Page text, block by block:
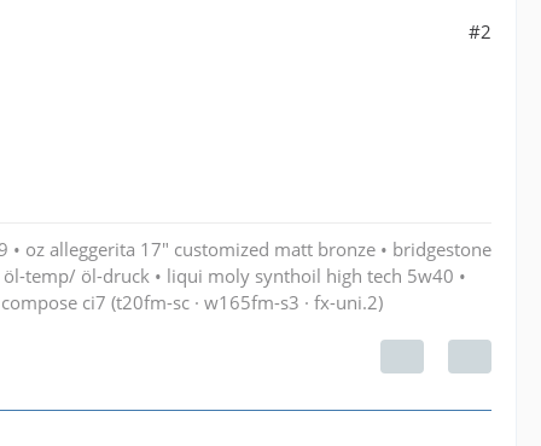
#2
oz alleggerita 17" customized matt bronze • bridgestone
temp/ öl-druck • liqui moly synthoil high tech 5w40 •
ci7 (t20fm-sc · w165fm-s3 · fx-uni.2)